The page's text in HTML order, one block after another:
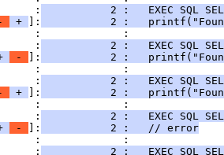
:
2 :   EXEC SQL
+ ]:
2 :
:             :
:
2 :   EXEC SQL
- ]:
2 :
:             :
:
2 :   EXEC SQL
+ ]:
2 :
:             :
:
2 :   EXEC SQL
- ]:
           2 :   // error
:             :
:
2 :   EXEC SQL